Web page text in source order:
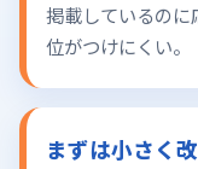
掲載しているの
位がつけにくい。
まずは小さく